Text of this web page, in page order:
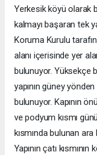
Yerkesik köyü olarak
kalmayı başaran tek
Koruma Kurulu
alanı içerisinde yer
bulunuyor. Yüksekçe
yapının güney
bulunuyor. Kapının
ve podyum kısmı
kısmında bulunan
Yapının çatı